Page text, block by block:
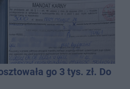
go 3 tys. zł. Do